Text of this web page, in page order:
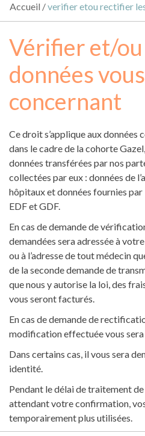
Fil
d'Ariane
Accueil verifier etou rectifier
Vérifier et/
données vous
concernant
Ce droit s’applique aux
dans le cadre de la cohorte
données transférées par nos
collectées par eux : données de
hôpitaux et données fournies
EDF et GDF.
En cas de demande de
demandées sera adressée à
ou à l’adresse de tout médecin
de la seconde demande de
que nous y autorise la loi, des
vous seront facturés.
En cas de demande de
modification effectuée vous sera
Dans certains cas, il vous sera
identité.
Pendant le délai de traitement
attendant votre confirmation,
temporairement plus utilisées.